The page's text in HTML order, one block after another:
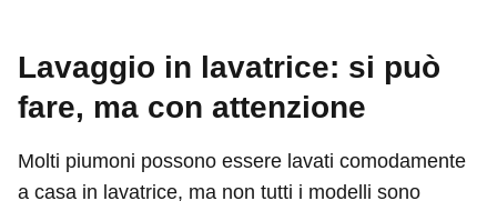
Lavaggio in lavatrice: si può
fare, ma con attenzione
Molti piumoni possono essere lavati comodamente
a casa in lavatrice, ma non tutti i modelli sono